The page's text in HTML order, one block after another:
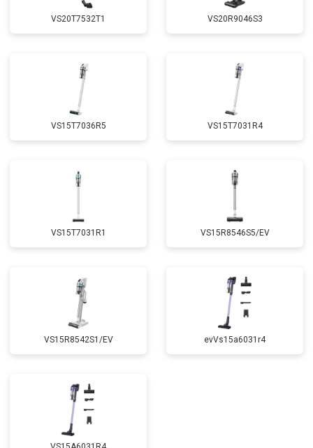
VS20T7532T1 VS20R9046S3
VS15T7036R5 VS15T7031R4
VS15T7031R1 VS15R8546S5/EV
VS15R8542S1/EV evVs15a6031r4